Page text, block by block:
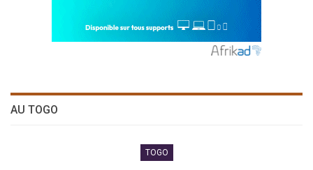
AU TOGO
TOGO